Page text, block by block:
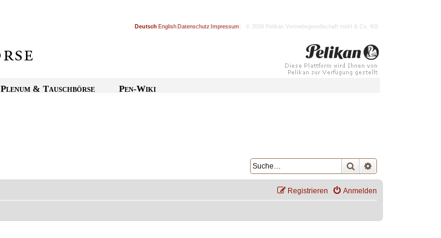
Deutsch English Datenschutz Impressum | © 2009 Pelikan Vertriebsgesellschaft mbH & Co. KG
Plenum & Tauschbörse Pen-Wiki
Suche
Anmelden
Registrieren